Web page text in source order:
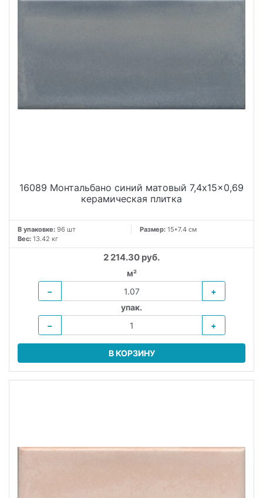
16089 Монтальбано синий матовый 7,4x15x0,69
керамическая плитка
В упаковке: 96 шт Размер: 15*7.4 см
Вес: 13.42 кг
2 214.30 руб.
м²
−
+
упак.
−
+
В КОРЗИНУ